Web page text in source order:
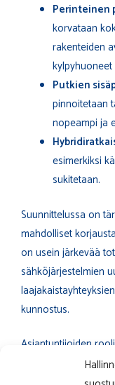
korvataan
rakenteiden
Putkien
pinnoitetaan
nopeampi ja
esimerkiksi
sukitetaan.
Suunnittelussa on
mahdolliset
on usein järkevää
sähköjärjestelmien
kunnostus.
Asiantuntijoiden
Taloyhtiön